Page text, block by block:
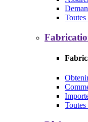
Toutes
Toutes